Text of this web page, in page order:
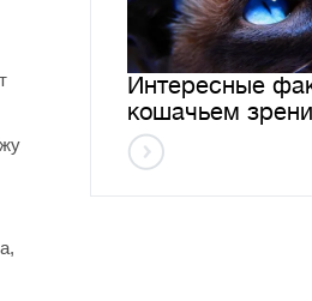
Интересные
кошачьем